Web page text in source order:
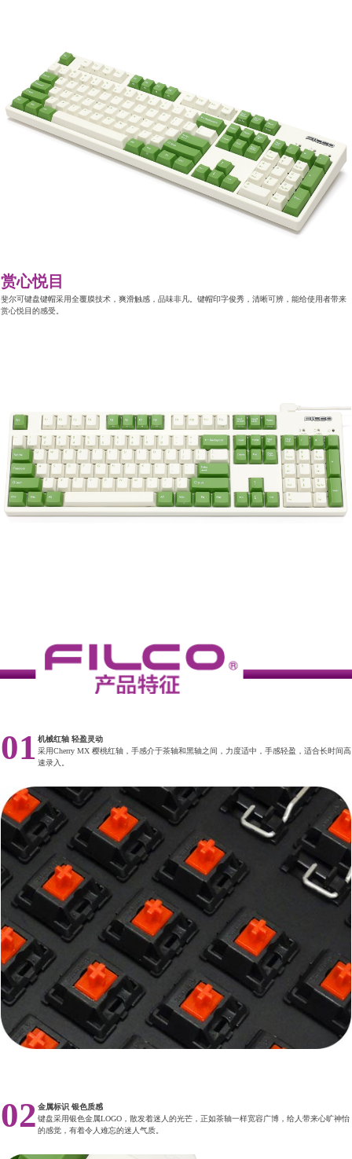
赏心悦目
斐尔可键盘键帽采用全覆膜技术，爽滑触感，品味非凡。键帽印字俊秀，清晰可辨，能给使用者带来
赏心悦目的感受。
01 机械红轴 轻盈灵动
采用Cherry MX 樱桃红轴，手感介于茶轴和黑轴之间，力度适中，手感轻盈，适合长时间高
速录入。
02 金属标识 银色质感
键盘采用银色金属LOGO，散发着迷人的光芒，正如茶轴一样宽容广博，给人带来心旷神怡
的感觉，有着令人难忘的迷人气质。